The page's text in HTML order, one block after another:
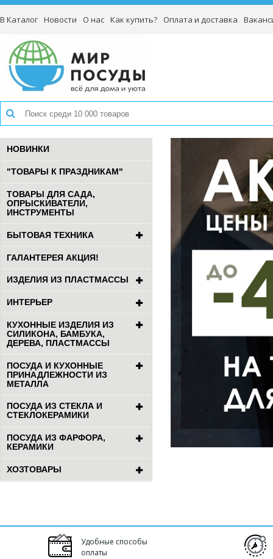
В Каталог Новости О нас Как купить? Оплата и доставка
НОВИНКИ
"ТОВАРЫ К ПРАЗДНИКАМ"
ТОВАРЫ ДЛЯ САДА,
ОПРЫСКИВАТЕЛИ,
ИНСТРУМЕНТЫ
БЫТОВАЯ ТЕХНИКА
ГАЛАНТЕРЕЯ АКЦИЯ!
ИЗДЕЛИЯ ИЗ ПЛАСТМАССЫ
ИНТЕРЬЕР
КУХОННЫЕ ИЗДЕЛИЯ ИЗ
СИЛИКОНА, БАМБУКА,
ДЕРЕВА, ПЛАСТМАССЫ
ПОСУДА И КУХОННЫЕ
ПРИНАДЛЕЖНОСТИ ИЗ
МЕТАЛЛА
ПОСУДА ИЗ СТЕКЛА И
СТЕКЛОКЕРАМИКИ
ПОСУДА ИЗ ФАРФОРА,
КЕРАМИКИ
ХОЗТОВАРЫ
Удобные способы
оплаты